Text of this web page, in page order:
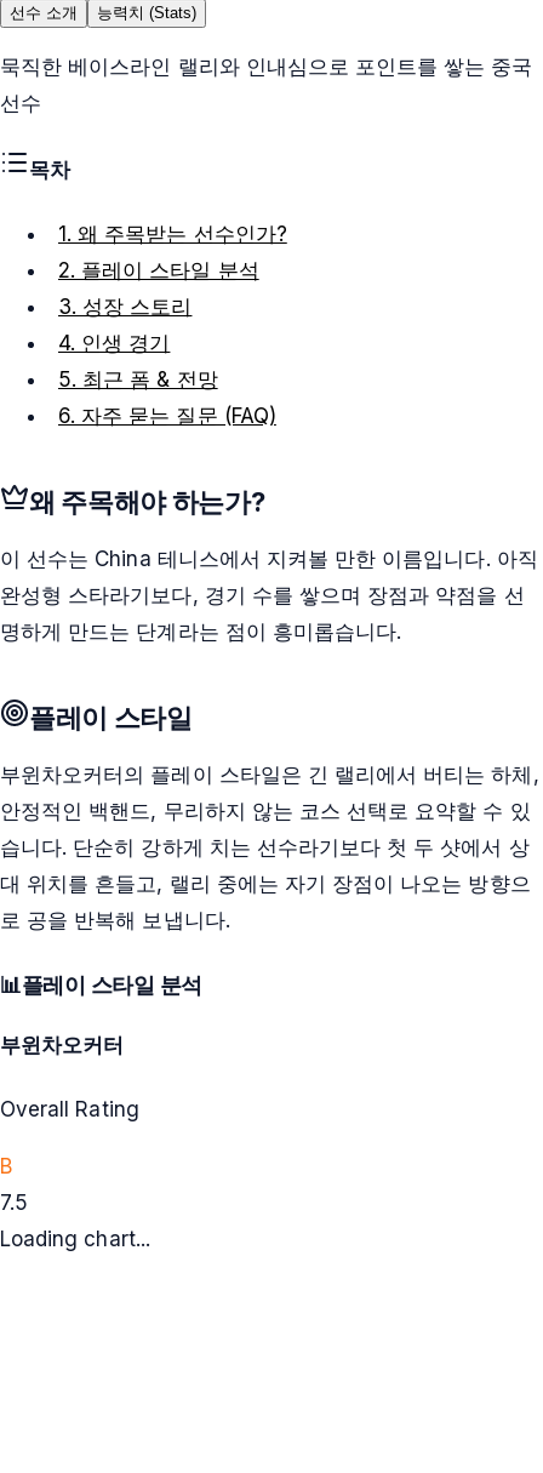
선수 소개 능력치 (Stats)
묵직한 베이스라인 랠리와 인내심으로 포인트를 쌓는 중국
선수
목차
1. 왜 주목받는 선수인가?
2. 플레이 스타일 분석
3. 성장 스토리
4. 인생 경기
5. 최근 폼 & 전망
6. 자주 묻는 질문 (FAQ)
왜 주목해야 하는가?
이 선수는 China 테니스에서 지켜볼 만한 이름입니다. 아직
완성형 스타라기보다, 경기 수를 쌓으며 장점과 약점을 선
명하게 만드는 단계라는 점이 흥미롭습니다.
플레이 스타일
부윈차오커터의 플레이 스타일은 긴 랠리에서 버티는 하체,
안정적인 백핸드, 무리하지 않는 코스 선택로 요약할 수 있
습니다. 단순히 강하게 치는 선수라기보다 첫 두 샷에서 상
대 위치를 흔들고, 랠리 중에는 자기 장점이 나오는 방향으
로 공을 반복해 보냅니다.
📊플레이 스타일 분석
부윈차오커터
Overall Rating
B
7.5
Loading chart...